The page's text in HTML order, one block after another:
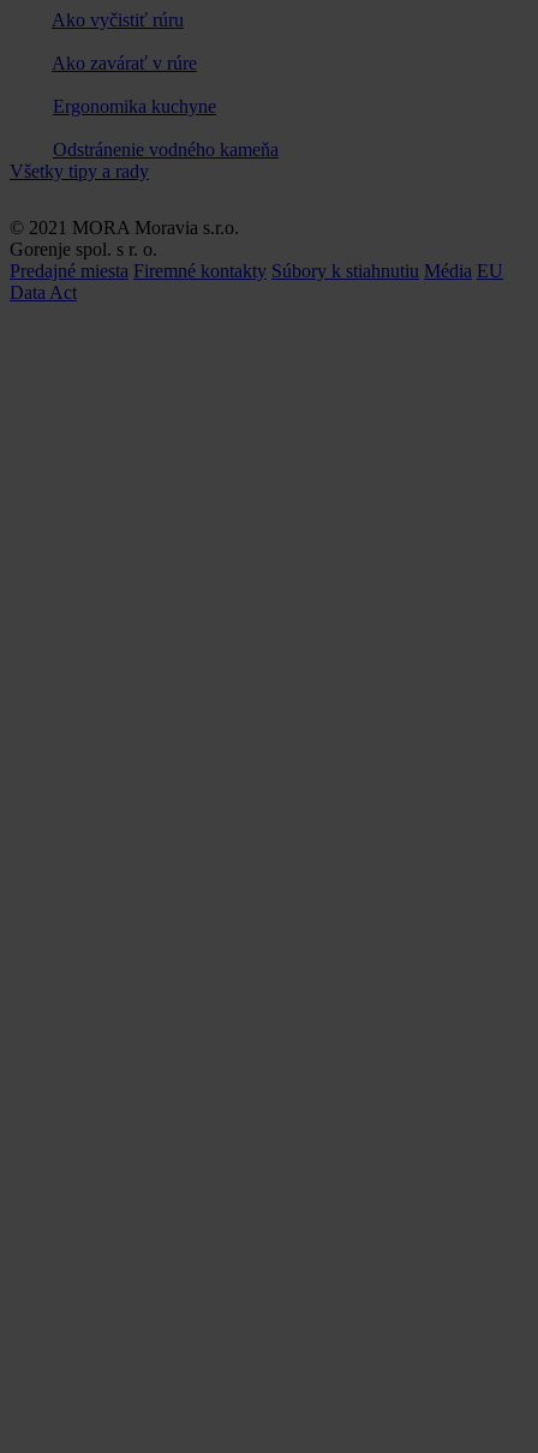
Ako vyčistiť rúru
Ako zavárať v rúre
Ergonomika kuchyne
Odstránenie vodného kameňa
Všetky tipy a rady
© 2021 MORA Moravia s.r.o.
Gorenje spol. s r. o.
Predajné miesta Firemné kontakty Súbory k stiahnutiu Média EU
Data Act